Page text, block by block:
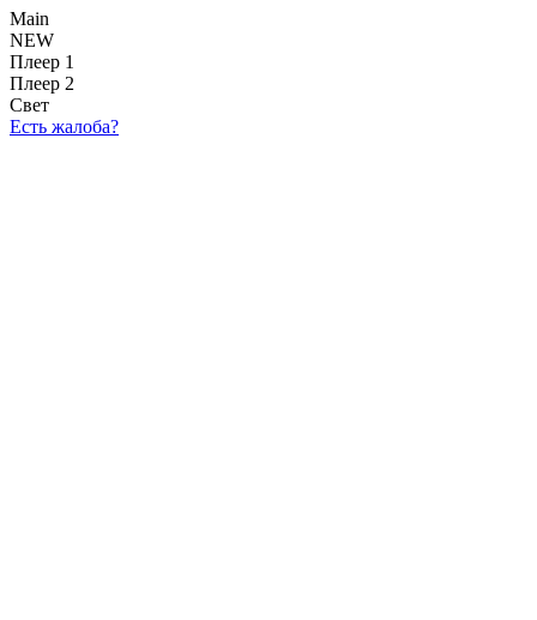
Main
NEW
Плеер 1
Плеер 2
Свет
Есть жалоба?